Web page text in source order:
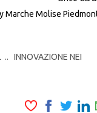
Marche Molise
INNOVAZIONE NEI